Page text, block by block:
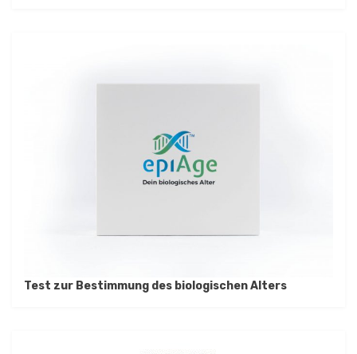
Test zur Bestimmung des biologischen Alters